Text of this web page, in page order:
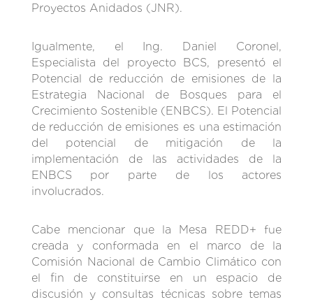
Proyectos Anidados (JNR).
Igualmente, el Ing. Daniel Coronel,
Especialista del proyecto BCS, presentó el
Potencial de reducción de emisiones de la
Estrategia Nacional de Bosques para el
Crecimiento Sostenible (ENBCS). El Potencial
de reducción de emisiones es una estimación
del potencial de mitigación de la
implementación de las actividades de la
ENBCS por parte de los actores
involucrados.
Cabe mencionar que la Mesa REDD+ fue
creada y conformada en el marco de la
Comisión Nacional de Cambio Climático con
el fin de constituirse en un espacio de
discusión y consultas técnicas sobre temas